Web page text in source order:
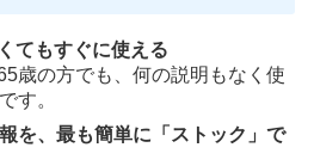
てもすぐに使える
歳の方でも、何の説明もなく使
す。
を、最も簡単に「ストック」で